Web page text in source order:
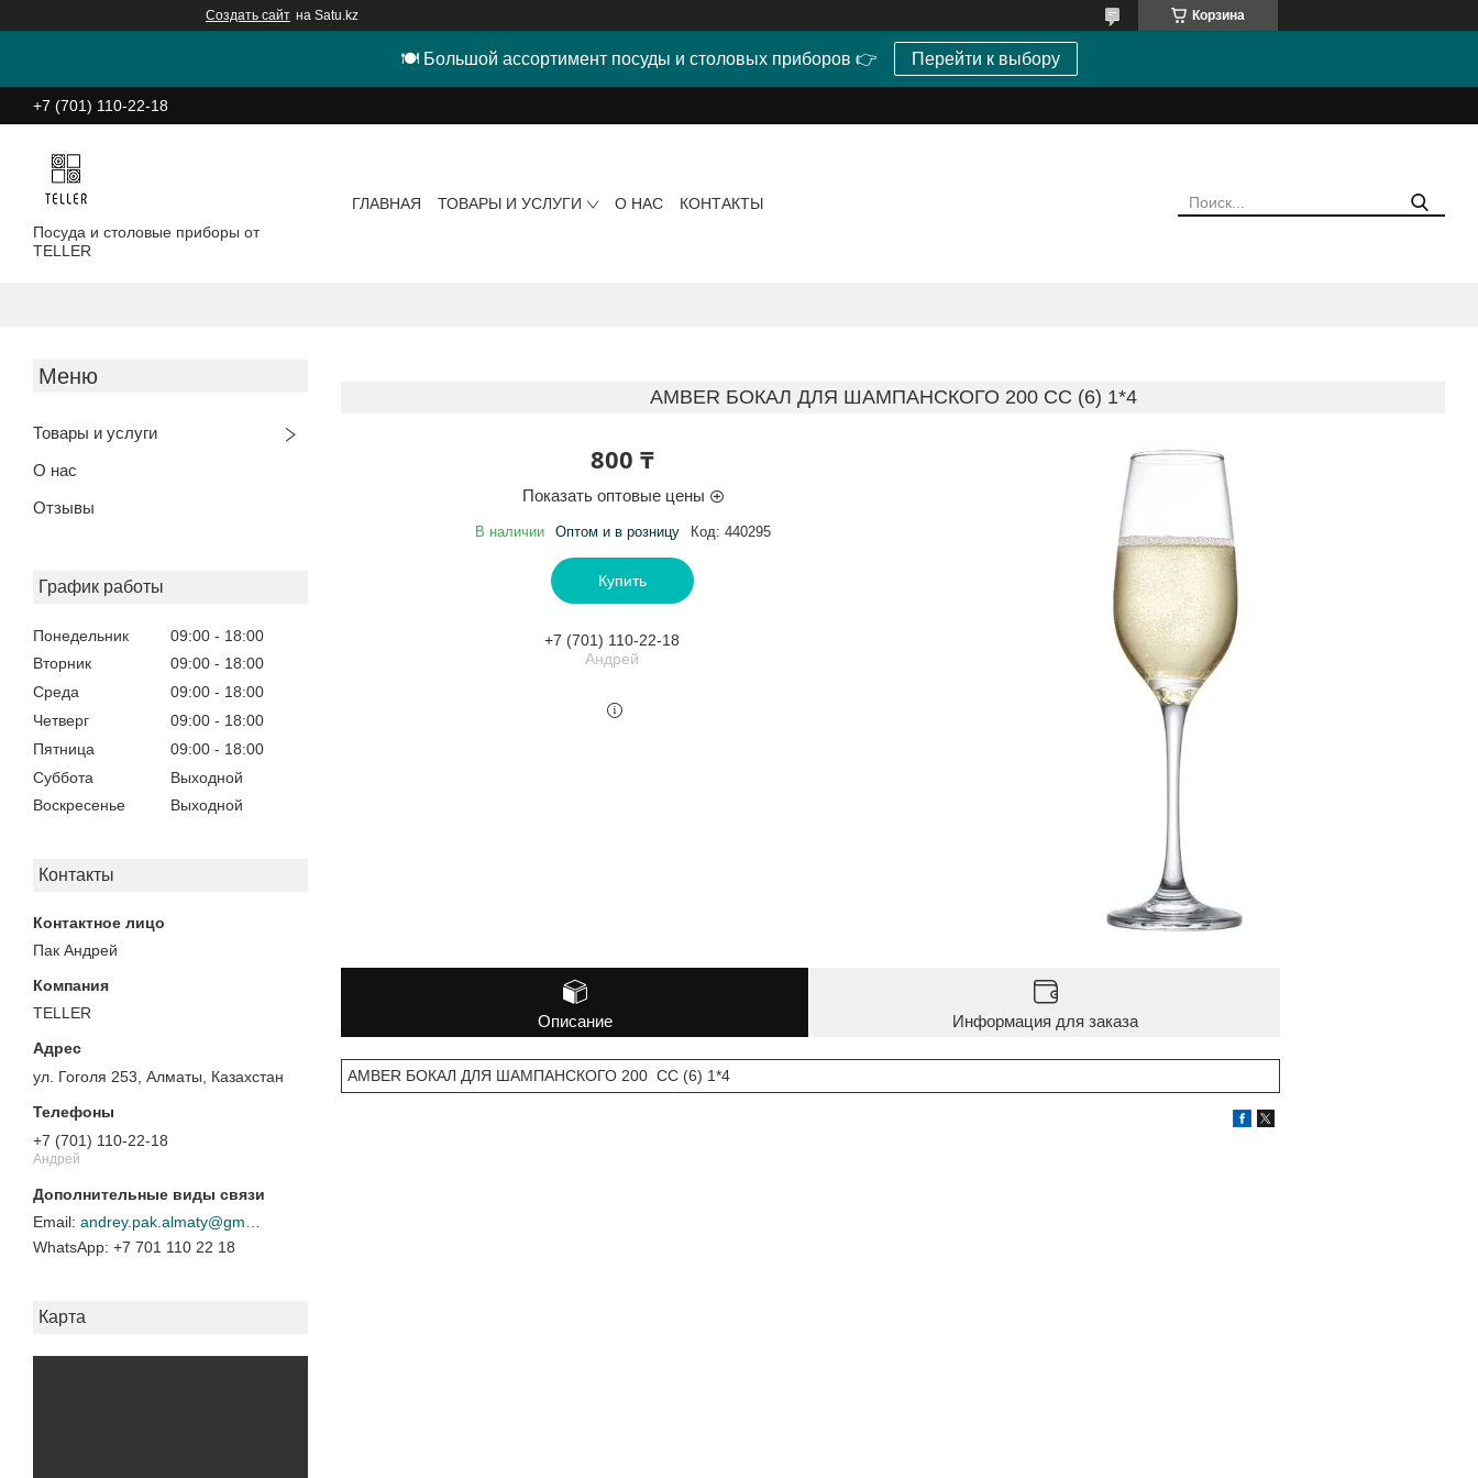
Создать сайт на Satu.kz Корзина
🍽 Большой ассортимент посуды и столовых приборов 👉 Перейти к выбору
+7 (701) 110-22-18
Посуда и столовые приборы от
TELLER
ГЛАВНАЯ ТОВАРЫ И УСЛУГИ О НАС КОНТАКТЫ
Товары и услуги
О нас
Отзывы
График работы
Понедельник 09:00
18:00
Вторник
09:00
18:00
Среда
09:00
18:00
Четверг
09:00
18:00
Пятница
09:00
18:00
Суббота
Выходной
Воскресенье
Выходной
Контакты
Пак Андрей
TELLER
ул. Гоголя 253, Алматы, Казахстан
+7 (701) 110-22-18
Андрей
+7 701 110 22 18
Карта
AMBER БОКАЛ ДЛЯ ШАМПАНСКОГО 200 СС (6) 1*4
800 ₸
Показать оптовые цены
В наличии Оптом и в розницу Код: 440295
Купить
+7 (701) 110-22-18
Андрей
Описание Информация для заказа
AMBER БОКАЛ ДЛЯ ШАМПАНСКОГО 200 СС (6) 1*4